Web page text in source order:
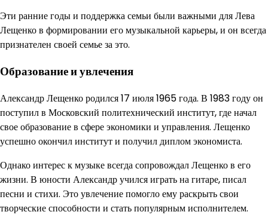
Эти ранние годы и поддержка семьи были важными для Лева
Лещенко в формировании его музыкальной карьеры, и он всегда
признателен своей семье за это.
Образование и увлечения
Александр Лещенко родился 17 июля 1965 года. В 1983 году он
поступил в Московский политехнический институт, где начал
свое образование в сфере экономики и управления. Лещенко
успешно окончил институт и получил диплом экономиста.
Однако интерес к музыке всегда сопровождал Лещенко в его
жизни. В юности Александр учился играть на гитаре, писал
песни и стихи. Это увлечение помогло ему раскрыть свои
творческие способности и стать популярным исполнителем.